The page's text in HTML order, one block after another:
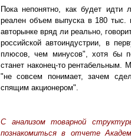
Пока непонятно, как будет идти
реален объем выпуска в 180
авторынке вряд ли реально,
российской автоиндустрии, в
плюсов, чем минусов", хотя бы
станет наконец-то рентабельным.
"не совсем понимает, зачем
спящим акционером".
С анализом товарной
познакомиться в отчете